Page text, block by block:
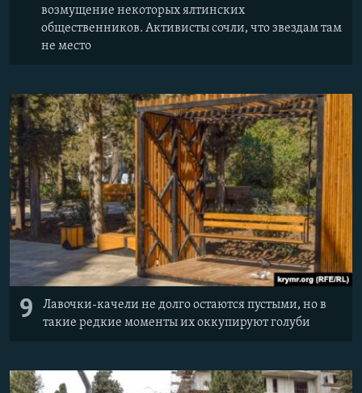
возмущение некоторых ялтинских
общественников. Активисты сочли, что звездам там
не место
9
Лавочки-качели не долго остаются пустыми, но в
такие редкие моменты их оккупируют голуби